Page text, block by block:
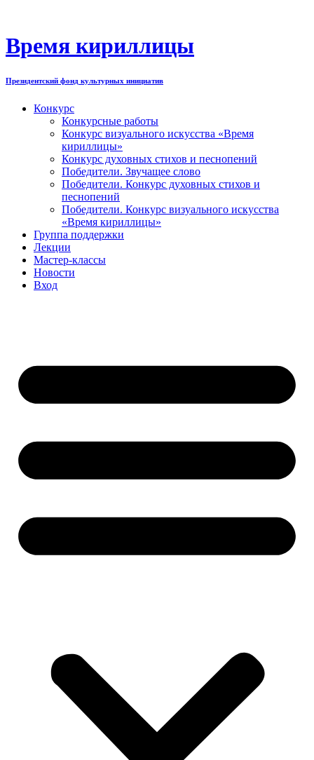
содержимому
Время кириллицы
Президентский фонд культурных инициатив
Конкурс
Конкурсные работы
Конкурс визуального искусства «Время
кириллицы»
Конкурс духовных стихов и песнопений
Победители. Звучащее слово
Победители. Конкурс духовных стихов и
песнопений
Победители. Конкурс визуального искусства
«Время кириллицы»
Группа поддержки
Лекции
Мастер-классы
Новости
Вход